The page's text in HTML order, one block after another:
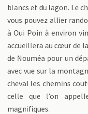
blancs et du lagon. Le
vous pouvez allier
à Oui Poin à environ
accueillera au cœur de
de Nouméa pour un
avec vue sur la
cheval les chemins
celle que l’on
magnifiques.